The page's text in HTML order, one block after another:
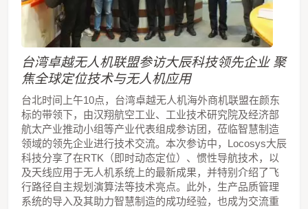
台湾卓越无人机联盟参访大辰科技领先企业 聚
焦全球定位技术与无人机应用
台北时间上午10点，台湾卓越无人机海外商机联盟在颜东
标的带领下，由汉翔航空工业、工业技术研究院及经济部
航太产业推动小组等产业代表组成参访团，莅临智慧制造
领域的领先企业进行技术交流。本次参访中，Locosys大辰
科技分享了在RTK（即时动态定位）、惯性导航技术，以
及天线应用于无人机系统上的最新成果，并特别介绍了飞
行路径自主规划演算法等技术亮点。此外，生产品质管理
系统的导入及其助力智慧制造的成功经验，也成为交流重